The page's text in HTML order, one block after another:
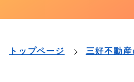
トップページ 三好不動